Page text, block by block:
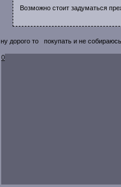
Возможно стоит задуматься
ну дорого то покупать и не
0